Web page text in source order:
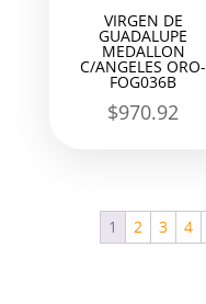
VIRGEN DE
GUADALUPE
MEDALLON
C/ANGELES ORO-
FOG036B
$970.92
1 2 3 4